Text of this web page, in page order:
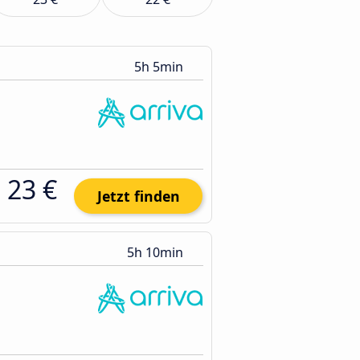
5h 5min
23 € Jetzt finden
5h 10min